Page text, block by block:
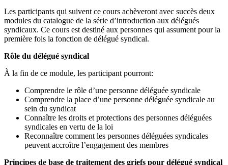
Les participants qui suivent ce cours achèveront avec succès deux
modules du catalogue de la série d’introduction aux délégués
syndicaux. Ce cours est destiné aux personnes qui assument pour la
première fois la fonction de délégué syndical.
Rôle du délégué syndical
À la fin de ce module, les participant pourront:
Comprendre le rôle d’une personne déléguée syndicale
Comprendre la place d’une personne déléguée syndicale au
sein du syndicat
Connaître les droits et protections des personnes déléguées
syndicales en vertu de la loi
Reconnaître comment les personnes déléguées syndicales
peuvent accroître l’engagement des membres
Principes de base de traitement des griefs pour délégué syndical